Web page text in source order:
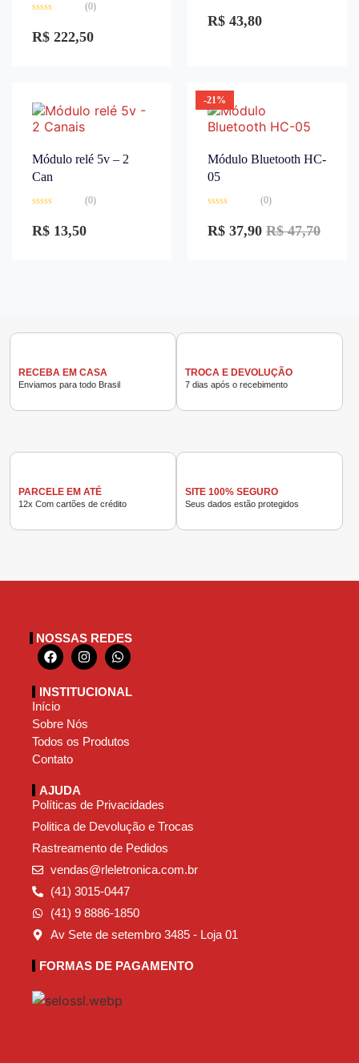
0
de
(0)
R$ 222,50
3.00 de
5
R$ 43,80
Módulo relé 5v – 2
Can
0
de
(0)
R$ 13,50
-21%
Módulo Bluetooth HC-
05
0
de
(0)
R$47,70
R$ 37,90
RECEBA EM CASA
Enviamos para todo Brasil
TROCA E DEVOLUÇÃO
7 dias após o recebimento
PARCELE EM ATÉ
12x Com cartões de crédito
SITE 100% SEGURO
Seus dados estão protegidos
NOSSAS REDES
INSTITUCIONAL
Início
Sobre Nós
Todos os Produtos
Contato
AJUDA
Políticas de Privacidades
Politica de Devolução e Trocas
Rastreamento de Pedidos
vendas@rleletronica.com.br
(41) 3015-0447
(41) 9 8886-1850
Av Sete de setembro 3485 - Loja 01
FORMAS DE PAGAMENTO